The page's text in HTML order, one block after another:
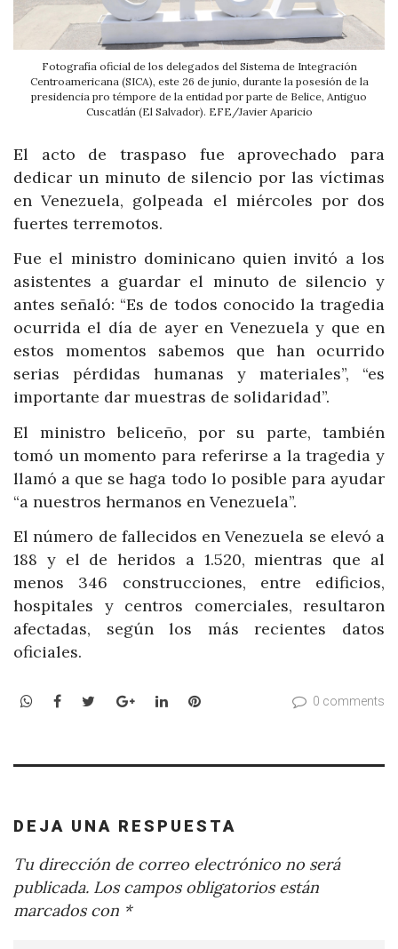
Fotografía oficial de los delegados del Sistema de Integración
Centroamericana (SICA), este 26 de junio, durante la posesión de la
presidencia pro témpore de la entidad por parte de Belice, Antiguo
Cuscatlán (El Salvador). EFE/Javier Aparicio
El acto de traspaso fue aprovechado para
dedicar un minuto de silencio por las víctimas
en Venezuela, golpeada el miércoles por dos
fuertes terremotos.
Fue el ministro dominicano quien invitó a los
asistentes a guardar el minuto de silencio y
antes señaló: “Es de todos conocido la tragedia
ocurrida el día de ayer en Venezuela y que en
estos momentos sabemos que han ocurrido
serias pérdidas humanas y materiales”, “es
importante dar muestras de solidaridad”.
El ministro beliceño, por su parte, también
tomó un momento para referirse a la tragedia y
llamó a que se haga todo lo posible para ayudar
“a nuestros hermanos en Venezuela”.
El número de fallecidos en Venezuela se elevó a
188 y el de heridos a 1.520, mientras que al
menos 346 construcciones, entre edificios,
hospitales y centros comerciales, resultaron
afectadas, según los más recientes datos
oficiales.
WhatsApp
Facebook
TwitterGoogle+LinkedInPinterest 0 comments
DEJA UNA RESPUESTA
Tu dirección de correo electrónico no será
publicada. Los campos obligatorios están
marcados con *